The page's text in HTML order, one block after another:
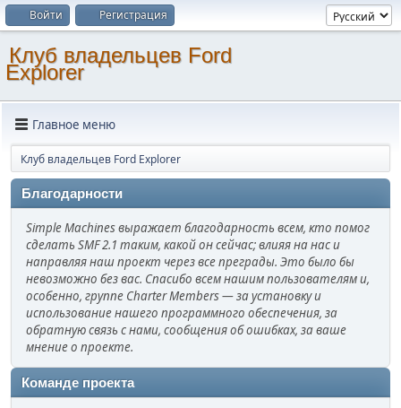
Войти Регистрация
Клуб владельцев Ford
Explorer
Главное меню
Клуб владельцев Ford Explorer
Благодарности
Simple Machines выражает благодарность всем, кто помог
сделать SMF 2.1 таким, какой он сейчас; влияя на нас и
направляя наш проект через все преграды. Это было бы
невозможно без вас. Спасибо всем нашим пользователям и,
особенно, группе Charter Members — за установку и
использование нашего программного обеспечения, за
обратную связь с нами, сообщения об ошибках, за ваше
мнение о проекте.
Команде проекта